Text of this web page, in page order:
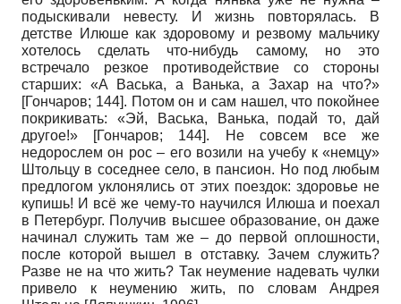
подыскивали невесту. И жизнь повторялась. В
детстве Илюше как здоровому и резвому мальчику
хотелось сделать что-нибудь самому, но это
встречало резкое противодействие со стороны
старших: «А Васька, а Ванька, а Захар на что?»
[Гончаров; 144]. Потом он и сам нашел, что покойнее
покрикивать: «Эй, Васька, Ванька, подай то, дай
другое!»
[Гончаров; 144]. Не совсем все же
недорослем он рос – его возили на учебу к «немцу»
Штольцу в соседнее село, в пансион. Но под любым
предлогом уклонялись от этих поездок: здоровье не
купишь! И всё же чему-то научился Илюша и поехал
в Петербург. Получив высшее образование, он даже
начинал служить там же – до первой оплошности,
после которой вышел в отставку. Зачем служить?
Разве не на что жить? Так неумение надевать чулки
привело к неумению жить, по словам Андрея